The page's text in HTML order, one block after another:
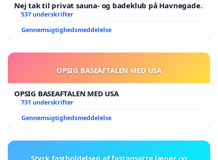
Nej tak til privat sauna- og badeklub på Havnegade.
537 underskrifter
Gennemsigtighedsmeddelelse
OPSIG BASEAFTALEN MED USA
OPSIG BASEAFTALEN MED USA
731 underskrifter
Gennemsigtighedsmeddelelse